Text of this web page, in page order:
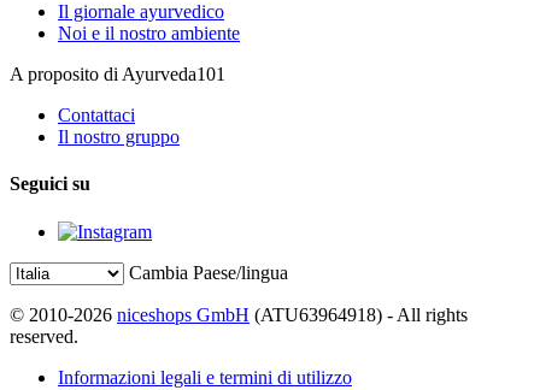
Il giornale ayurvedico
Noi e il nostro ambiente
A proposito di Ayurveda101
Contattaci
Il nostro gruppo
Seguici su
Cambia Paese/lingua
© 2010-2026 niceshops GmbH (ATU63964918) - All rights
reserved.
Informazioni legali e termini di utilizzo